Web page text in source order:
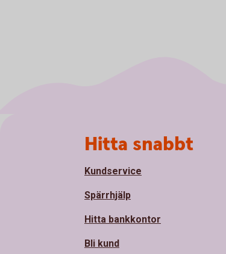
Hitta snabbt
Kundservice
Spärrhjälp
Hitta bankkontor
Bli kund